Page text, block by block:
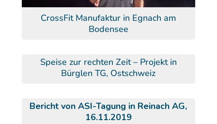
CrossFit Manufaktur in Egnach am
Bodensee
Speise zur rechten Zeit – Projekt in
Bürglen TG, Ostschweiz
Bericht von ASI-Tagung in Reinach AG,
16.11.2019